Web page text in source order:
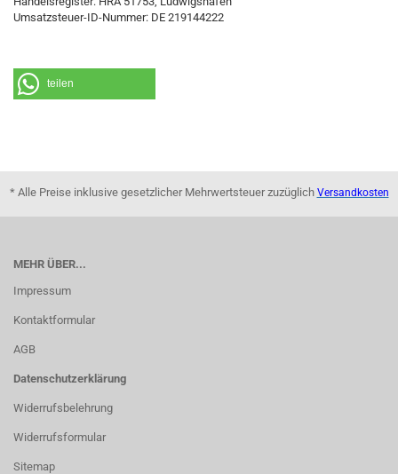
Umsatzsteuer-ID-Nummer: DE 219144222
teilen
* Alle Preise inklusive gesetzlicher Mehrwertsteuer zuzüglich Versandkosten
MEHR ÜBER...
Impressum
Kontaktformular
AGB
Datenschutzerklärung
Widerrufsbelehrung
Widerrufsformular
Sitemap